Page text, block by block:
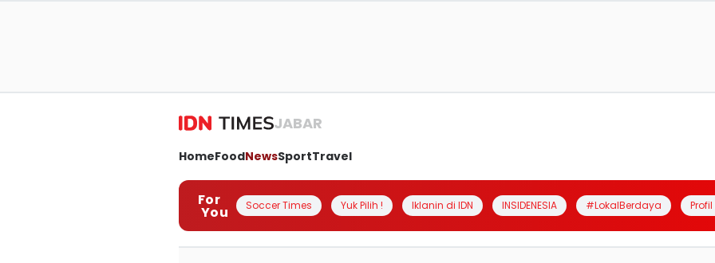
JABAR
HomeFoodNewsSportTravel
For
You Soccer Times Yuk Pilih ! Iklanin di IDN INSIDENESIA #LokalBerdaya